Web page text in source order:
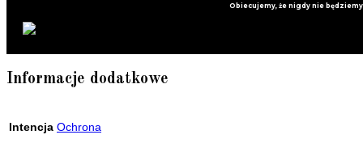
Obiecujemy, że nigdy nie
Informacje dodatkowe
Intencja Ochrona